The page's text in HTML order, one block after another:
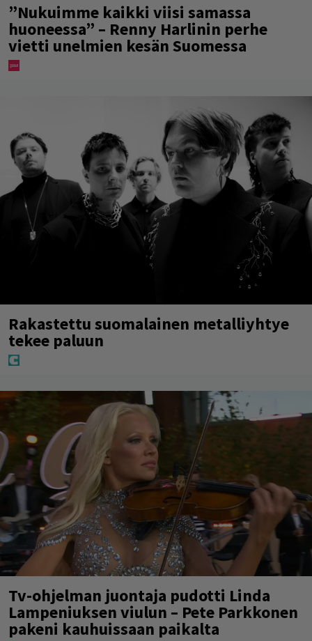
”Nukuimme kaikki viisi samassa
huoneessa” – Renny Harlinin perhe
vietti unelmien kesän Suomessa
Rakastettu suomalainen metalliyhtye
tekee paluun
Tv-ohjelman juontaja pudotti Linda
Lampeniuksen viulun – Pete Parkkonen
pakeni kauhuissaan paikalta